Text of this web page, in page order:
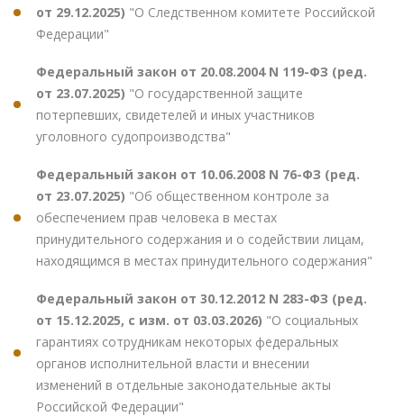
от 29.12.2025) "О Следственном комитете Российской
Федерации"
Федеральный закон от 20.08.2004 N 119-ФЗ (ред.
от 23.07.2025) "О государственной защите
потерпевших, свидетелей и иных участников
уголовного судопроизводства"
Федеральный закон от 10.06.2008 N 76-ФЗ (ред.
от 23.07.2025) "Об общественном контроле за
обеспечением прав человека в местах
принудительного содержания и о содействии лицам,
находящимся в местах принудительного содержания"
Федеральный закон от 30.12.2012 N 283-ФЗ (ред.
от 15.12.2025, с изм. от 03.03.2026) "О социальных
гарантиях сотрудникам некоторых федеральных
органов исполнительной власти и внесении
изменений в отдельные законодательные акты
Российской Федерации"